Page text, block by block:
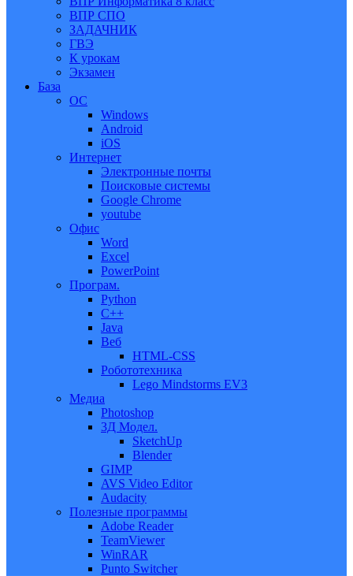
ВПР СПО
ЗАДАЧНИК
ГВЭ
К урокам
Экзамен
База
ОС
Windows
Android
iOS
Интернет
Электронные почты
Поисковые системы
Google Chrome
youtube
Офис
Word
Excel
PowerPoint
Програм.
Python
C++
Java
Веб
HTML-CSS
Робототехника
Lego Mindstorms EV3
Медиа
Photoshop
3Д Модел.
SketchUp
Blender
GIMP
AVS Video Editor
Audacity
Полезные программы
Adobe Reader
TeamViewer
WinRAR
Punto Switcher